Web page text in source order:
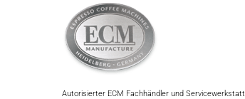
Autorisierter ECM Fachhändler und Servicewerkstatt